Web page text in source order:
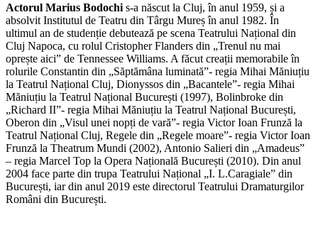
Actorul Marius Bodochi s-a născut la Cluj, în anul 1959, și a
absolvit Institutul de Teatru din Târgu Mureș în anul 1982. În
ultimul an de studenție debutează pe scena Teatrului Național din
Cluj Napoca, cu rolul Cristopher Flanders din „Trenul nu mai
oprește aici” de Tennessee Williams. A făcut creații memorabile în
rolurile Constantin din „Săptămâna luminată”- regia Mihai Măniuțiu
la Teatrul Național Cluj, Dionyssos din „Bacantele”- regia Mihai
Măniuțiu la Teatrul Național București (1997), Bolinbroke din
„Richard II”- regia Mihai Măniuțiu la Teatrul Național București,
Oberon din „Visul unei nopți de vară”- regia Victor Ioan Frunză la
Teatrul Național Cluj, Regele din „Regele moare”- regia Victor Ioan
Frunză la Theatrum Mundi (2002), Antonio Salieri din „Amadeus”
– regia Marcel Top la Opera Națională București (2010). Din anul
2004 face parte din trupa Teatrului Național „I. L.Caragiale” din
București, iar din anul 2019 este directorul Teatrului Dramaturgilor
Români din București.